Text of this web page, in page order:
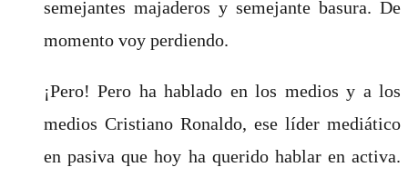
semejantes majaderos y semejante basura. De
momento voy perdiendo.
¡Pero! Pero ha hablado en los medios y a los
medios Cristiano Ronaldo, ese líder mediático
en pasiva que hoy ha querido hablar en activa.